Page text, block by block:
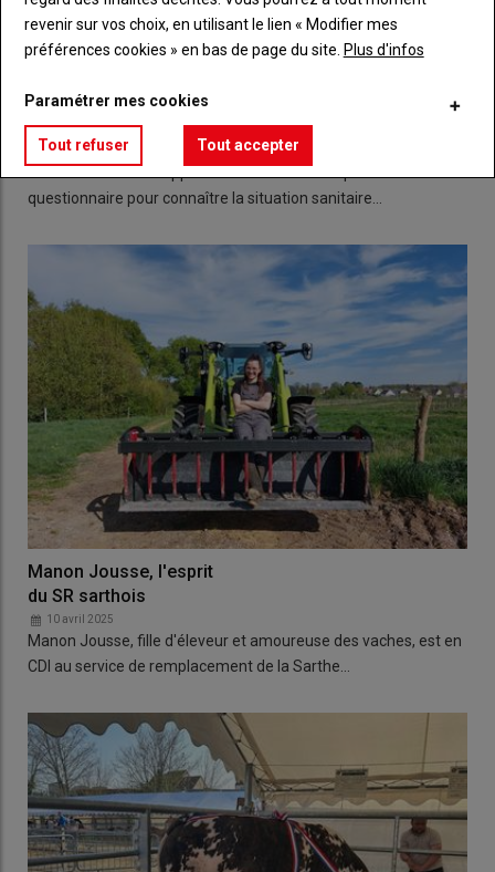
Une enquête sur les incidences en Sarthe
10 avril 2025
La FDSEA et les JA appellent les éleveurs à répondre à un
questionnaire pour connaître la situation sanitaire…
Manon Jousse, l'esprit
du SR sarthois
10 avril 2025
Manon Jousse, fille d'éleveur et amoureuse des vaches, est en
CDI au service de remplacement de la Sarthe…
revenir sur vos choix, en utilisant le lien « Modifier mes
préférences cookies » en bas de page du site. Plus d'infos
Paramétrer mes cookies
Tout refuser Tout accepter